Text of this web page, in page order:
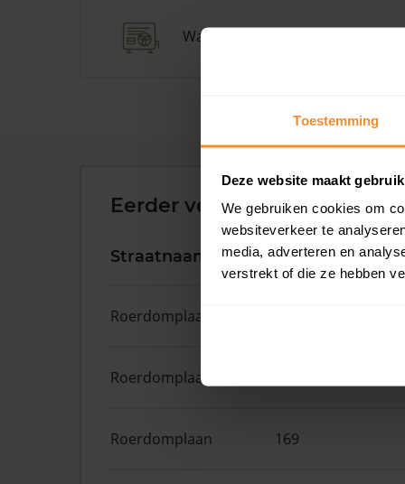
Toestemming
Deze website maakt
We gebruiken cookies om
websiteverkeer te
media, adverteren en
verstrekt of die ze hebben
Warmtepomp
Eerder verkochte woningen
Straatnaam Huisnr.
Roerdomplaan
Roerdomplaan
Roerdomplaan 169